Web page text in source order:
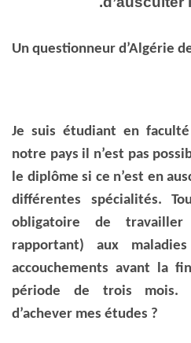
Un questionneur d’Algérie
Je suis étudiant en
notre pays il n’est pas
le diplôme si ce n’est en
différentes spécialités.
obligatoire de
rapportant) aux
accouchements avant la
période de trois mois.
d’achever mes études ?